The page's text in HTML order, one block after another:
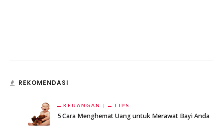
REKOMENDASI
KEUANGAN TIPS
5 Cara Menghemat Uang untuk Merawat Bayi Anda